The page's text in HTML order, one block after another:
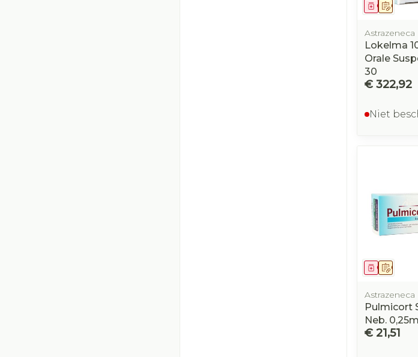
Op
Astrazeneca
Lokelma
Orale
30
€ 322,92
Niet
Op
Astrazeneca
Pulmicort
Neb.
€ 21,51